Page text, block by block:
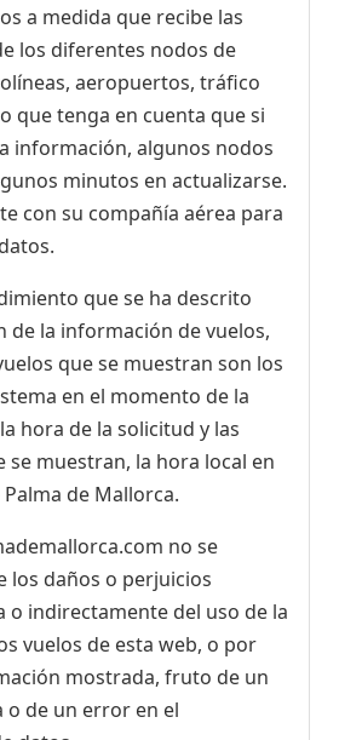
a medida que recibe las
los diferentes nodos de
aeropuertos, tráfico
que tenga en cuenta que si
información, algunos nodos
minutos en actualizarse.
con su compañía aérea para
que se ha descrito
de la información de vuelos,
que se muestran son los
en el momento de la
hora de la solicitud y las
se muestran, la hora local en
de Mallorca.
no se
los daños o perjuicios
o indirectamente del uso de la
vuelos de esta web, o por
mostrada, fruto de un
de un error en el